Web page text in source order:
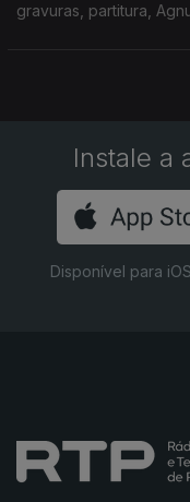
gravuras, partitura,
Instale a
Disponível para